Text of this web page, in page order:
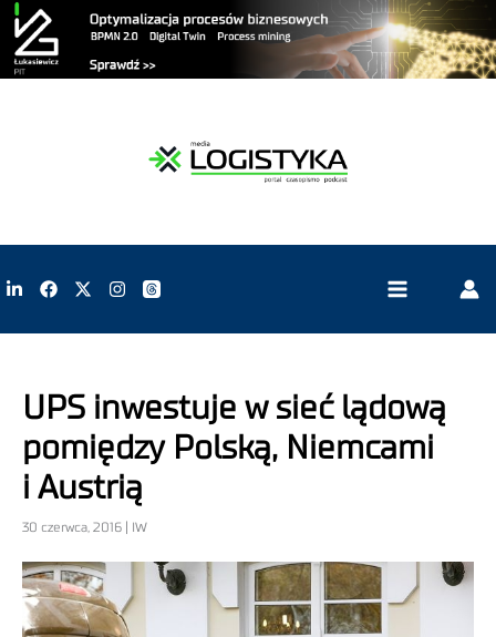
UPS inwestuje w sieć lądową
pomiędzy Polską, Niemcami
i Austrią
30 czerwca, 2016 | IW